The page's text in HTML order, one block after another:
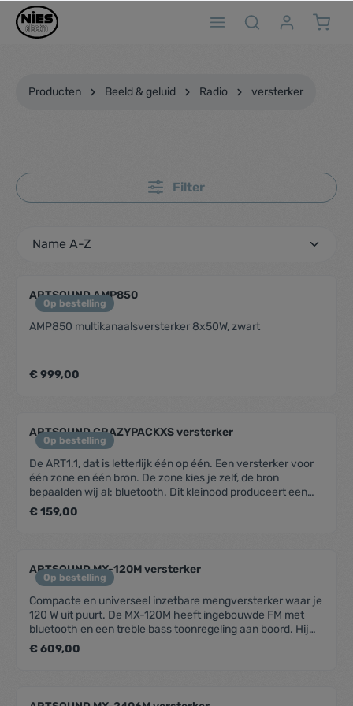
Producten Beeld & geluid Radio versterker
Filter
Op bestelling
ARTSOUND AMP850
AMP850 multikanaalsversterker 8x50W, zwart
€ 999,00
Op bestelling
ARTSOUND CRAZYPACKXS versterker
De ART1.1, dat is letterlijk één op één. Een versterker voor
één zone en één bron. De zone kies je zelf, de bron
bepaalden wij al: bluetooth. Dit kleinood produceert een
verbluffend geluid. De combinatie met de FL30’s is ideaal
om elke kleine van voldoende klank te voorzien. In een wip
€ 159,00
Op bestelling
ARTSOUND MX-120M versterker
Compacte en universeel inzetbare mengversterker waar je
120 W uit puurt. De MX-120M heeft ingebouwde FM met
bluetooth en een treble bass toonregeling aan boord. Hij
bezit een individuele regeling van de ingangsversterking (3
kanalen) en is beveiligd tegen kortsluiting en thermische
Hz - 16 kHz (+1 dB, -3 dB)Zones : 1Directe uitgang : 70V/
€ 609,00